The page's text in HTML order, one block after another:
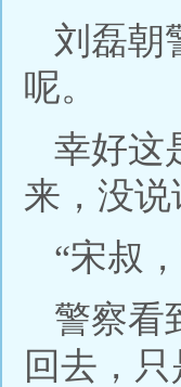
刘磊朝
呢。
幸好这
来，没说
“宋叔
警察看
回去，